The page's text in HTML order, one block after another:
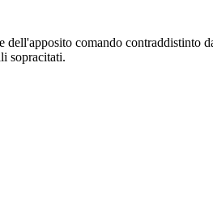
comando
sopracitati.